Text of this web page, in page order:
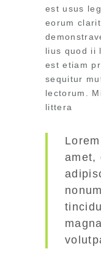
est usus
eorum
lius quod ii
est etiam
sequitur
lectorum.
littera
amet,